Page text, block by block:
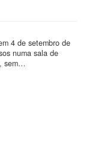
4 de setembro de
numa sala de
sem…